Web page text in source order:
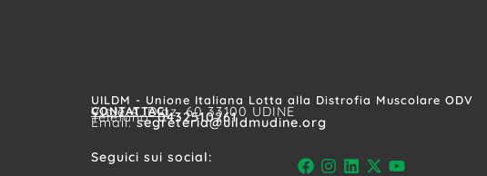
UILDM - Unione Italiana Lotta alla Distrofia Muscolare ODV
CONTATTACI
Viale A. Diaz, 60 33100 UDINE
Telefono:0432510261
Email:segreteria@uildmudine.org
Seguici sui social: